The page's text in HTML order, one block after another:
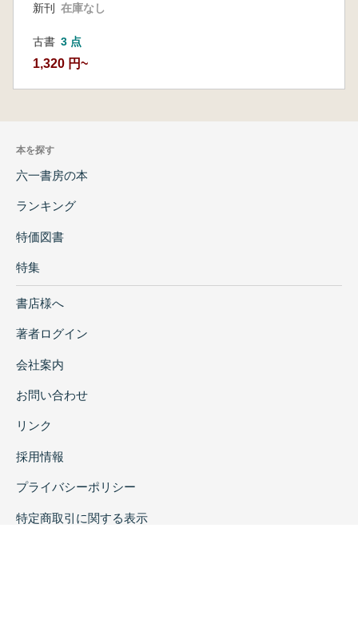
新刊 在庫なし
古書 3 点
1,320 円~
本を探す
六一書房の本
ランキング
特価図書
特集
書店様へ
著者ログイン
会社案内
お問い合わせ
リンク
採用情報
プライバシーポリシー
特定商取引に関する表示